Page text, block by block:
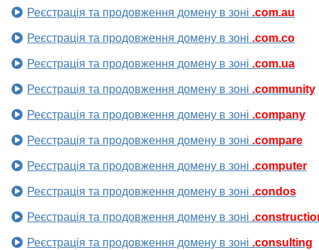
Реєстрація та продовження домену в зоні .com.au
Реєстрація та продовження домену в зоні .com.co
Реєстрація та продовження домену в зоні .com.ua
Реєстрація та продовження домену в зоні .community
Реєстрація та продовження домену в зоні .company
Реєстрація та продовження домену в зоні .compare
Реєстрація та продовження домену в зоні .computer
Реєстрація та продовження домену в зоні .condos
Реєстрація та продовження домену в зоні
Реєстрація та продовження домену в зоні .consulting